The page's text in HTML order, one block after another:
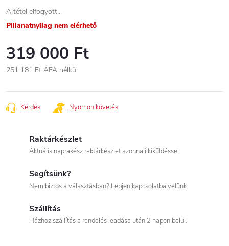
A tétel elfogyott…
Pillanatnyilag nem elérhető
319 000 Ft
251 181 Ft ÁFA nélkül
Kérdés Nyomon követés
Raktárkészlet
Aktuális naprakész raktárkészlet azonnali kiküldéssel.
Segítsünk?
Nem biztos a választásban? Lépjen kapcsolatba velünk.
Szállítás
Házhoz szállítás a rendelés leadása után 2 napon belül.